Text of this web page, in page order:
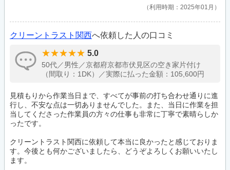
利用時期：2025年01月
クリーントラスト関西へ依頼した人の口コミ
5.0
50代／男性／京都府京都市伏見区の空き家片付け
（間取り：1DK）／実際に払った金額：105,600円
見積もりから作業当日まで、すべてが事前の打ち合わせ通りに進
行し、不安な点は一切ありませんでした。また、当日に作業を担
当してくださった作業員の方々の仕事も非常に丁寧で素晴らしか
ったです。
クリーントラスト関西に依頼して本当に良かったと感じておりま
す。今後とも何かございましたら、どうぞよろしくお願いいたし
ます。